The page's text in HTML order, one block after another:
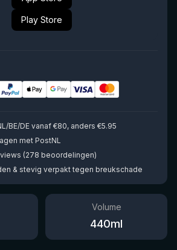
Play Store
BE/DE vanaf €80, anders €5.95
met PostNL
(278 beoordelingen)
& stevig verpakt tegen breukschade
Volume
440ml